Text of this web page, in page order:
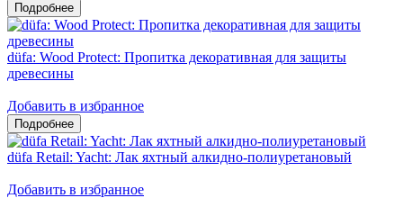
düfa: Wood Protect: Пропитка декоративная для защиты
древесины
Добавить в избранное
düfa Retail: Yacht: Лак яхтный алкидно-полиуретановый
Добавить в избранное